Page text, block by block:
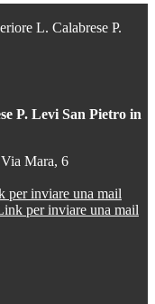
L. Calabrese P.
P. Levi San Pietro in
Mara, 6
per inviare una mail
per inviare una mail